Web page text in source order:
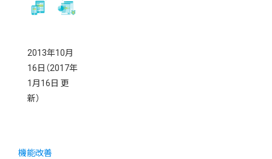
2013年10月
16日 （2017年
1月16日 更
新）
機能改善